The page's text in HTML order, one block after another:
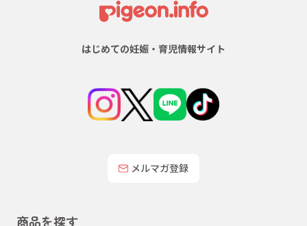
はじめての妊娠・育児情報サイト
メルマガ登録
商品を探す